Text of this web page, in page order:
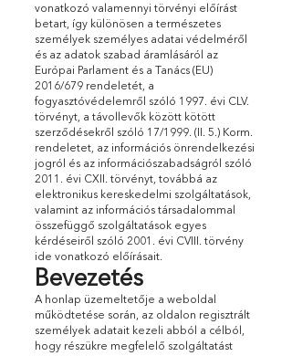
vonatkozó valamennyi törvényi előírást
betart, így különösen a természetes
személyek személyes adatai védelméről
és az adatok szabad áramlásáról az
Európai Parlament és a Tanács (EU)
2016/679 rendeletét, a
fogyasztóvédelemről szóló 1997. évi CLV.
törvényt, a távollevők között kötött
szerződésekről szóló 17/1999. (II. 5.) Korm.
rendeletet, az információs önrendelkezési
jogról és az információszabadságról szóló
2011. évi CXII. törvényt, továbbá az
elektronikus kereskedelmi szolgáltatások,
valamint az információs társadalommal
összefüggő szolgáltatások egyes
kérdéseiről szóló 2001. évi CVIII. törvény
ide vonatkozó előírásait.
Bevezetés
A honlap üzemeltetője a weboldal
működtetése során, az oldalon regisztrált
személyek adatait kezeli abból a célból,
hogy részükre megfelelő szolgáltatást